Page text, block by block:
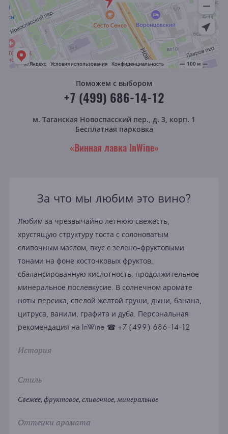
Поможем с выбором
+7 (499) 686-14-12
м. Таганская Новоспасский пер., д. 3, корп. 1
Бесплатная парковка
«Винная лавка InWine»
За что мы любим это вино?
Любим за чрезвычайно летнюю свежесть,
хрустящую структуру тоста с солоноватым
сливочным маслом, вкус с зелено-фруктовыми
тонами на фоне косточковых фруктов,
сбалансированную кислотность, продолжительное
минеральное послевкусие. В солнечном аромате
ноты персика, спелой желтой груши, дыни, банана,
цитруса, ванили, графита и дуба. Персональная
рекомендация на InWine ☎ +7 (499) 686-14-12
История
Стиль
Свежее, фруктовое, сливочное, минеральное
Оттенки аромата